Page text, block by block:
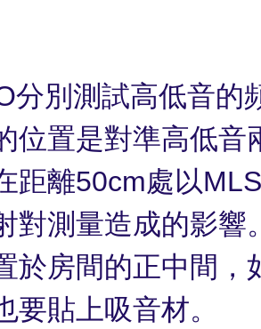
分別測試高低音的
位置是對準高低音
距離50cm處以MLS
對測量造成的影響
於房間的正中間，
要貼上吸音材。